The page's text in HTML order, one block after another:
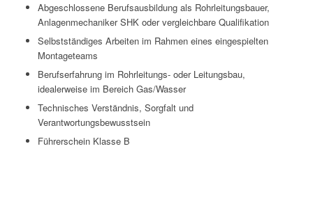
Abgeschlossene Berufsausbildung als Rohrleitungsbauer,
Anlagenmechaniker SHK oder vergleichbare Qualifikation
Selbstständiges Arbeiten im Rahmen eines eingespielten
Montageteams
Berufserfahrung im Rohrleitungs- oder Leitungsbau,
idealerweise im Bereich Gas/Wasser
Technisches Verständnis, Sorgfalt und
Verantwortungsbewusstsein
Führerschein Klasse B